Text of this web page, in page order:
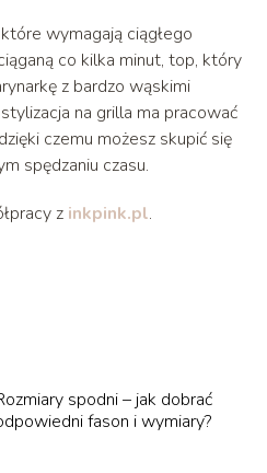
wymagają ciągłego
co kilka minut, top, który
z bardzo wąskimi
na grilla ma pracować
czemu możesz skupić się
spędzaniu czasu.
z inkpink.pl.
spodni – jak dobrać
fason i wymiary?